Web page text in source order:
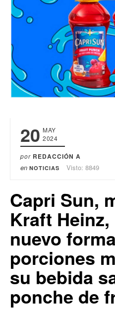
20 MAY
2024
por REDACCIÓN A
en NOTICIAS Visto: 8849
Capri Sun,
Kraft Heinz,
nuevo
porciones
su bebida
ponche de